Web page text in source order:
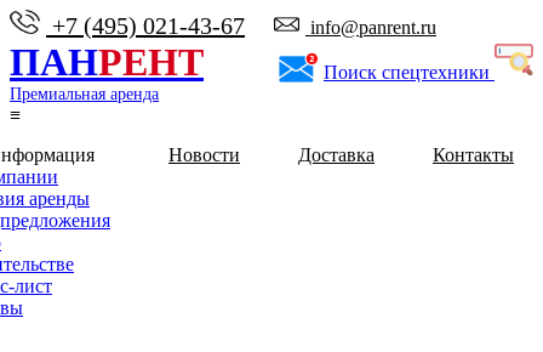
+7 (495) 021-43-67 info@panrent.ru
Поиск спецтехники
ПАНРЕНТ
Премиальная аренда
≡
аренды
лист
Новости Доставка Контакты